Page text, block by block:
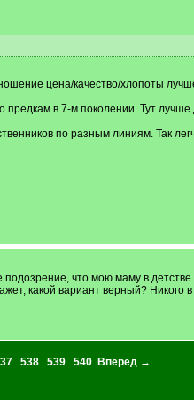
цена/качество/хлопоты
в 7-м поколении. Тут лучше
по разным линиям. Так
что мою маму в
какой вариант верный? Никого
538 539 540
Вперед →